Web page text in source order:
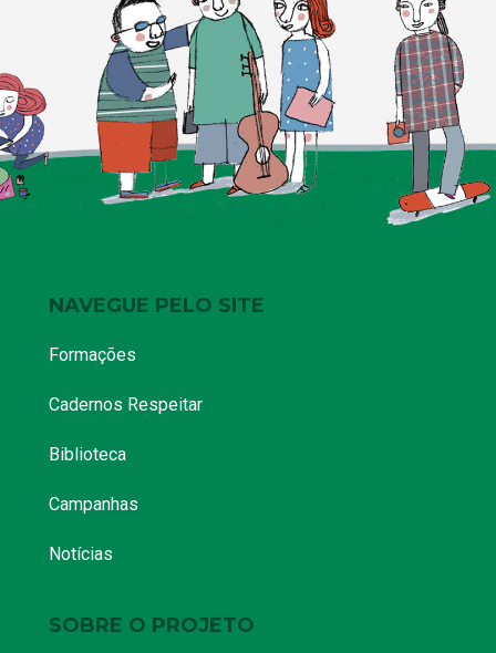
NAVEGUE PELO SITE
Formações
Cadernos Respeitar
Biblioteca
Campanhas
Notícias
SOBRE O PROJETO